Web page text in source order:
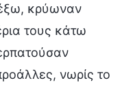
κρύωναν
τους κάτω
νωρίς το